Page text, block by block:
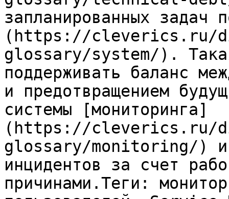
запланированных задач
(https://cleverics.ru/
glossary/system/).
поддерживать баланс
и предотвращением
системы [мониторинга]
(https://cleverics.ru/
glossary/monitoring/) и
инцидентов за счет
причинами.Теги: